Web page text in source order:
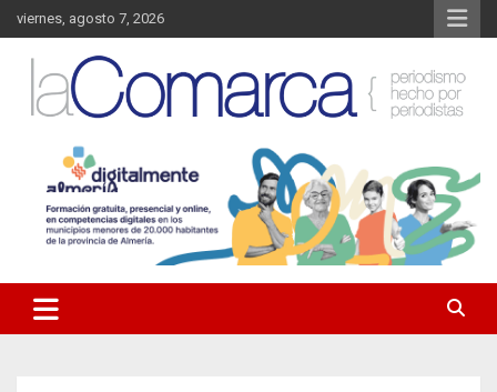
Saltar
al
contenido
viernes, agosto 7, 2026
La Comarca – Noticias del
Almanzora
Almanzora y sus localidades.